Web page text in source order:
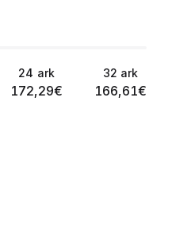
24 ark
172,29€
32 ark
166,61€